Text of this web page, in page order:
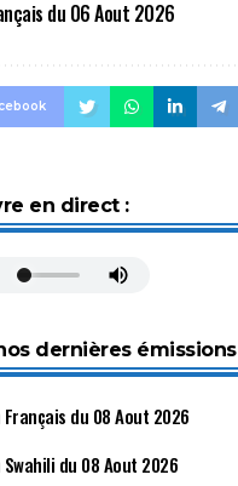
du 06 Aout 2026
en direct :
dernières émissions
du 08 Aout 2026
du 08 Aout 2026